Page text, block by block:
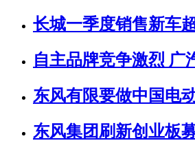
长城一季度销售新车
自主品牌竞争激烈 广
东风有限要做中国电
东风集团刷新创业板